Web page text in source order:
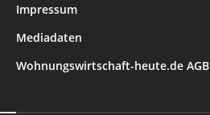
Impressum
Mediadaten
Wohnungswirtschaft-heute.de AGB